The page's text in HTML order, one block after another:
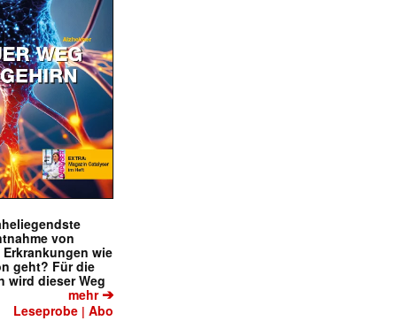
von
wie
geht? Für die
wird dieser Weg
mehr➔
Leseprobe |Abo